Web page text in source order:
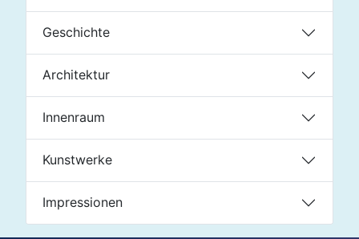
Geschichte
Architektur
Innenraum
Kunstwerke
Impressionen